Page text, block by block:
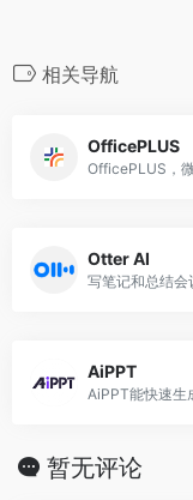
相关导航
OfficePLUS
Otter AI
AiPPT
暂无评论